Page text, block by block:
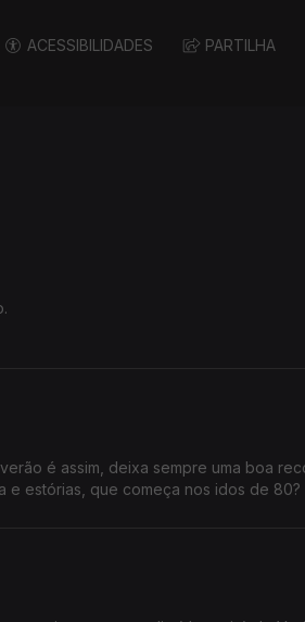
ACESSIBILIDADES PARTILHA
é assim, deixa sempre uma boa
e estórias, que começa nos idos de 80?